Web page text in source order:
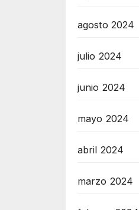
agosto 2024
julio 2024
junio 2024
mayo 2024
abril 2024
marzo 2024